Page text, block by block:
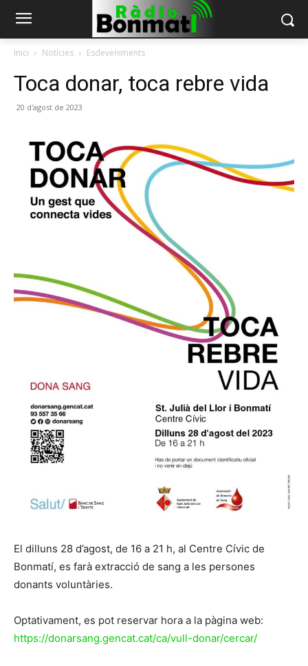
Inici Notícies Esdeveniments
Toca donar, toca rebre vida
20 d'agost de 2023
El dilluns 28 d’agost, de 16 a 21 h, al Centre Cívic de
Bonmatí, es farà extracció de sang a les persones
donants voluntàries.
Optativament, es pot reservar hora a la pàgina web:
https://donarsang.gencat.cat/ca/vull-donar/cercar/